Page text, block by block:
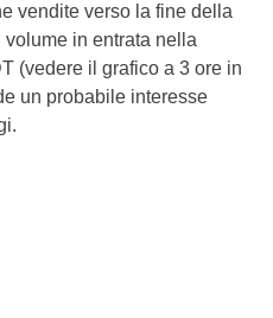
vendite verso la fine della
in entrata nella
(vedere il grafico a 3 ore in
un probabile interesse